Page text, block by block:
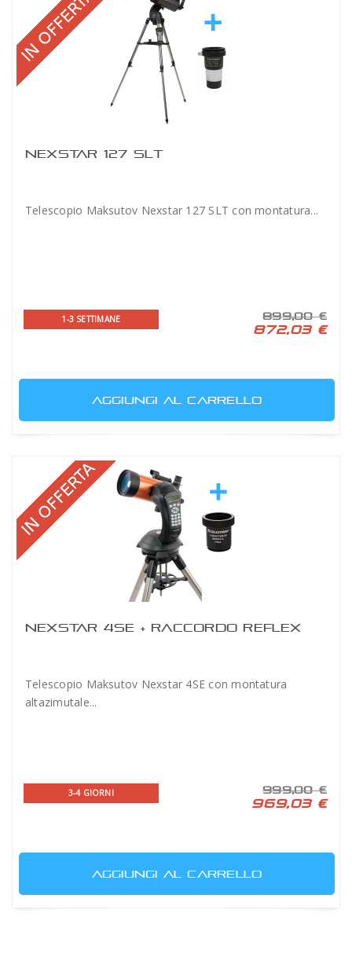
NEXSTAR 127 SLT
Telescopio Maksutov Nexstar 127 SLT con montatura...
1-3 SETTIMANE 899,00 €
872,03 €
AGGIUNGI AL CARRELLO
NEXSTAR 4SE + RACCORDO REFLEX
Telescopio Maksutov Nexstar 4SE con montatura
altazimutale...
3-4 GIORNI 999,00 €
969,03 €
AGGIUNGI AL CARRELLO